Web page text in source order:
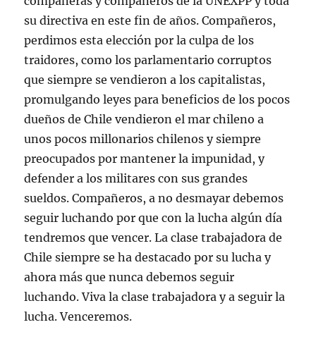
su directiva en este fin de años. Compañeros,
perdimos esta elección por la culpa de los
traidores, como los parlamentario corruptos
que siempre se vendieron a los capitalistas,
promulgando leyes para beneficios de los pocos
dueños de Chile vendieron el mar chileno a
unos pocos millonarios chilenos y siempre
preocupados por mantener la impunidad, y
defender a los militares con sus grandes
sueldos. Compañeros, a no desmayar debemos
seguir luchando por que con la lucha algún día
tendremos que vencer. La clase trabajadora de
Chile siempre se ha destacado por su lucha y
ahora más que nunca debemos seguir
luchando. Viva la clase trabajadora y a seguir la
lucha. Venceremos.